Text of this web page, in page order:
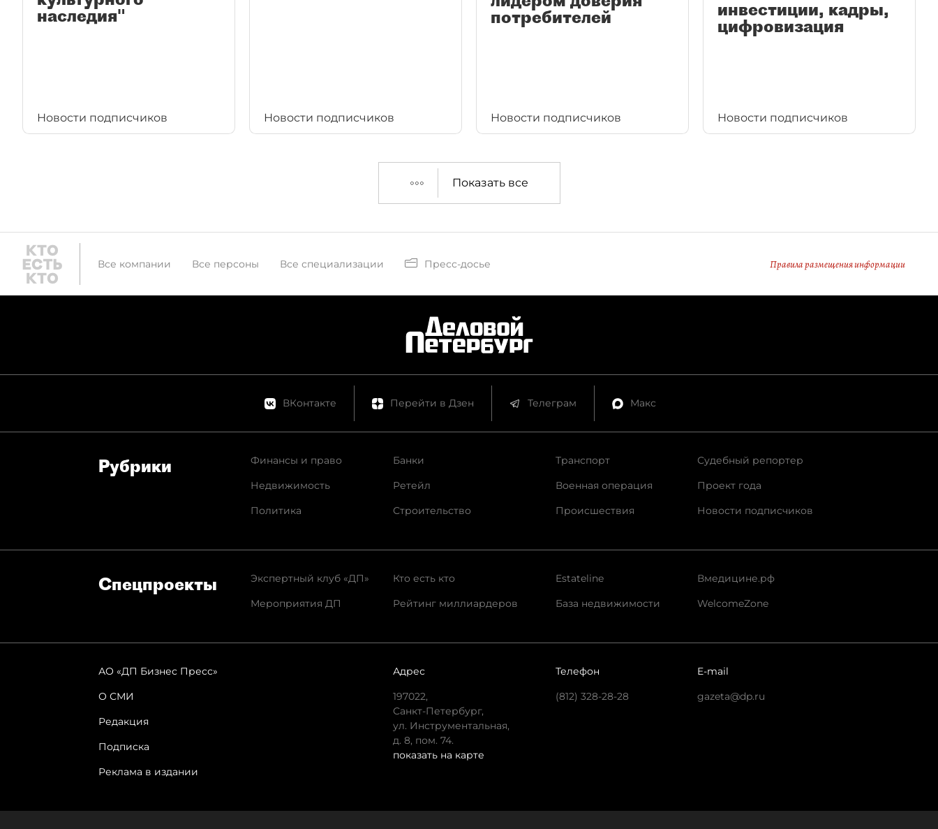
наследия"
Новости подписчиков Новости подписчиков
потребителей
Новости подписчиков
инвестиции, кадры,
цифровизация
Новости подписчиков
Показать все
Все компании Все персоны Все специализации Пресс-досье Правила размещения информации
ВКонтакте Перейти в Дзен Телеграм Макс
Рубрики
Финансы и право
Недвижимость
Политика
Банки
Ретейл
Строительство
Транспорт
Военная операция
Происшествия
Судебный репортер
Проект года
Новости подписчиков
Спец­проекты
Экспертный клуб «ДП»
Мероприятия ДП
Кто есть кто
Рейтинг миллиардеров
Estateline
База недвижимости
Вмедицине.рф
WelcomeZone
АО «ДП Бизнес Пресс»
О СМИ
Редакция
Подписка
Реклама в издании
Адрес
197022,
Санкт-Петербург,
ул. Инструментальная,
д. 8, пом. 74.
показать на карте
Телефон
(812) 328-28-28
E-mail
gazeta@dp.ru